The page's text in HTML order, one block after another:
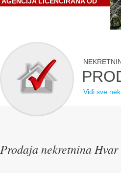
STRANE HRVATSKE
Vidi sve
Prodaja nekretnina Hvar